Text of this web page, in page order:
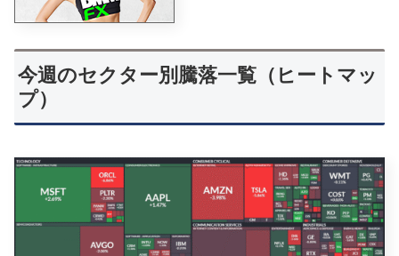
今週のセクター別騰落一覧（ヒートマッ
プ）